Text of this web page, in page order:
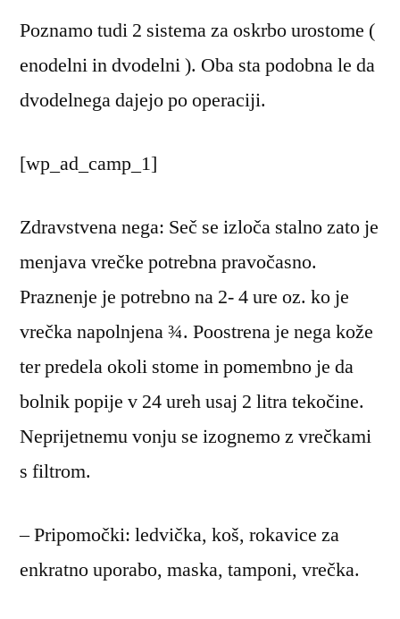
Poznamo tudi 2 sistema za oskrbo urostome (
enodelni in dvodelni ). Oba sta podobna le da
dvodelnega dajejo po operaciji.
[wp_ad_camp_1]
Zdravstvena nega: Seč se izloča stalno zato je
menjava vrečke potrebna pravočasno.
Praznenje je potrebno na 2- 4 ure oz. ko je
vrečka napolnjena ¾. Poostrena je nega kože
ter predela okoli stome in pomembno je da
bolnik popije v 24 ureh usaj 2 litra tekočine.
Neprijetnemu vonju se izognemo z vrečkami
s filtrom.
– Pripomočki: ledvička, koš, rokavice za
enkratno uporabo, maska, tamponi, vrečka.